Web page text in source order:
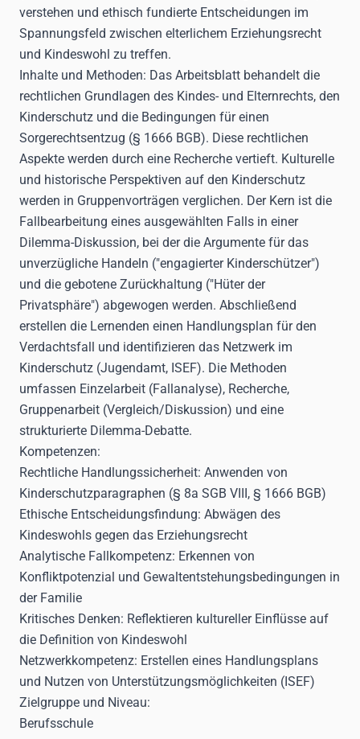
verstehen und ethisch fundierte Entscheidungen im
Spannungsfeld zwischen elterlichem Erziehungsrecht
und Kindeswohl zu treffen.
Inhalte und Methoden: Das Arbeitsblatt behandelt die
rechtlichen Grundlagen des Kindes- und Elternrechts, den
Kinderschutz und die Bedingungen für einen
Sorgerechtsentzug (§ 1666 BGB). Diese rechtlichen
Aspekte werden durch eine Recherche vertieft. Kulturelle
und historische Perspektiven auf den Kinderschutz
werden in Gruppenvorträgen verglichen. Der Kern ist die
Fallbearbeitung eines ausgewählten Falls in einer
Dilemma-Diskussion, bei der die Argumente für das
unverzügliche Handeln ("engagierter Kinderschützer")
und die gebotene Zurückhaltung ("Hüter der
Privatsphäre") abgewogen werden. Abschließend
erstellen die Lernenden einen Handlungsplan für den
Verdachtsfall und identifizieren das Netzwerk im
Kinderschutz (Jugendamt, ISEF). Die Methoden
umfassen Einzelarbeit (Fallanalyse), Recherche,
Gruppenarbeit (Vergleich/Diskussion) und eine
strukturierte Dilemma-Debatte.
Kompetenzen:
Rechtliche Handlungssicherheit: Anwenden von
Kinderschutzparagraphen (§ 8a SGB VIII, § 1666 BGB)
Ethische Entscheidungsfindung: Abwägen des
Kindeswohls gegen das Erziehungsrecht
Analytische Fallkompetenz: Erkennen von
Konfliktpotenzial und Gewaltentstehungsbedingungen in
der Familie
Kritisches Denken: Reflektieren kultureller Einflüsse auf
die Definition von Kindeswohl
Netzwerkkompetenz: Erstellen eines Handlungsplans
und Nutzen von Unterstützungsmöglichkeiten (ISEF)
Zielgruppe und Niveau:
Berufsschule